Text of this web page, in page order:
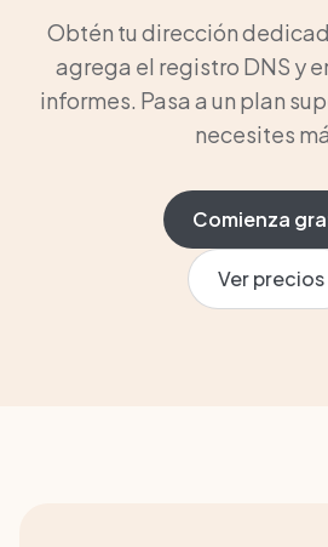
Obtén tu dirección
agrega el registro DNS y
informes. Pasa a un plan
necesites
Comienza
Ver precios